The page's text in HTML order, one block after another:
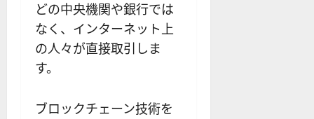
どの中央機関や銀行では
なく、インターネット上
の人々が直接取引しま
す。
ブロックチェーン技術を